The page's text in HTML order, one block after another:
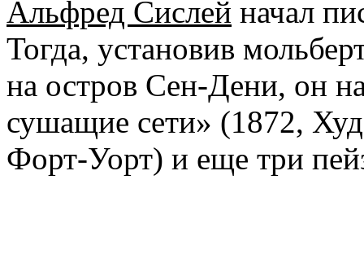
Альфред Сислей начал
Тогда, установив
на остров Сен-Дени, он
сушащие сети» (1872,
Форт-Уорт) и еще три